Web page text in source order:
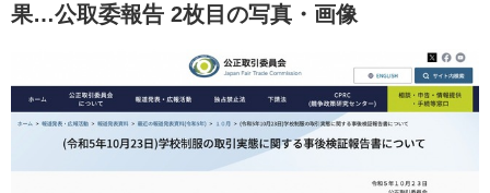
果…公取委報告 2枚目の写真・画像